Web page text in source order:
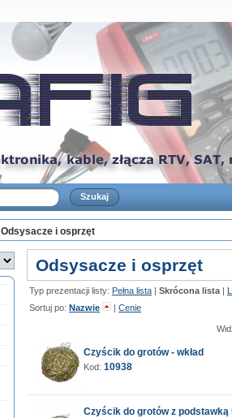
Odsysacze i osprzęt
Odsysacze i osprzęt
Typ prezentacji listy: Pełna lista | Skrócona lista |
Sortuj po: Nazwie | Cenie
Czyścik do grotów - wkład
Kod: 10938
Czyścik do grotów z podstawką